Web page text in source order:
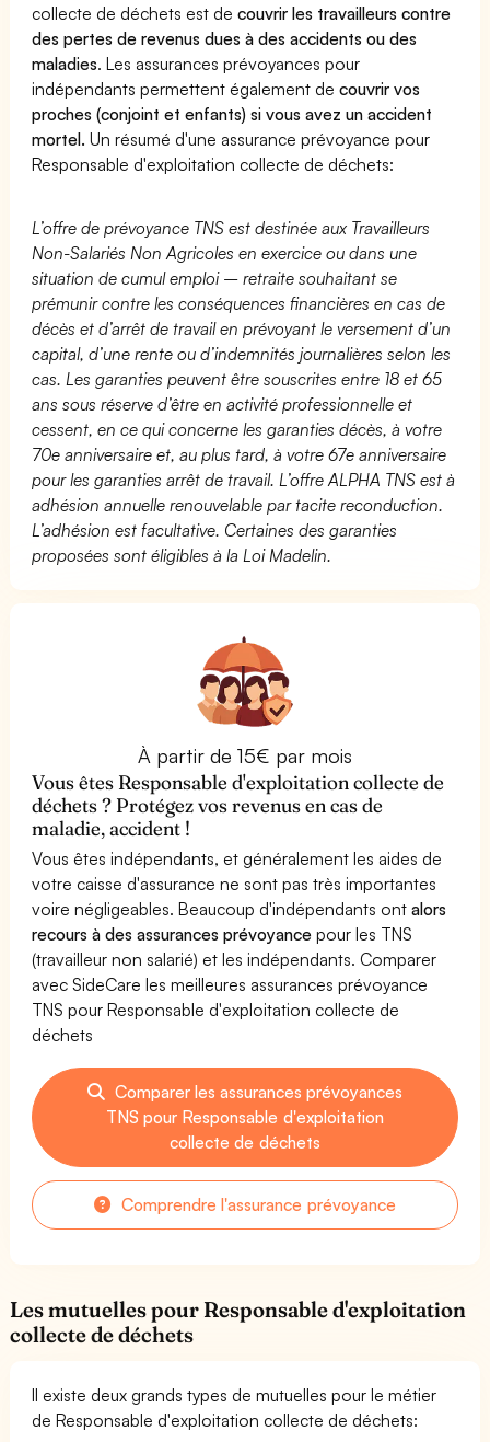
collecte de déchets est decouvrir les travailleurs contre
des pertes de revenus dues à des accidents ou des
maladies. Les assurances prévoyances pour
indépendants permettent également decouvrir vos
proches (conjoint et enfants) si vous avez un accident
mortel. Un résumé d'une assurance prévoyance pour
Responsable d'exploitation collecte de déchets:
L’offre de prévoyance TNS est destinée aux Travailleurs
Non-Salariés Non Agricoles en exercice ou dans une
situation de cumul emploi – retraite souhaitant se
prémunir contre les conséquences financières en cas de
décès et d’arrêt de travail en prévoyant le versement d’un
capital, d’une rente ou d’indemnités journalières selon les
cas. Les garanties peuvent être souscrites entre 18 et 65
ans sous réserve d’être en activité professionnelle et
cessent, en ce qui concerne les garanties décès, à votre
70e anniversaire et, au plus tard, à votre 67e anniversaire
pour les garanties arrêt de travail. L’offre ALPHA TNS est à
adhésion annuelle renouvelable par tacite reconduction.
L’adhésion est facultative. Certaines des garanties
proposées sont éligibles à la Loi Madelin.
À partir de 15€ par mois
Vous êtes Responsable d'exploitation collecte de
déchets ? Protégez vos revenus en cas de
maladie, accident !
Vous êtes indépendants, et généralement les aides de
votre caisse d'assurance ne sont pas très importantes
voire négligeables. Beaucoup d'indépendants ontalors
recours à des assurances prévoyance pour les TNS
(travailleur non salarié) et les indépendants. Comparer
avec SideCare les meilleures assurances prévoyance
TNS pour Responsable d'exploitation collecte de
déchets
Comparer les assurances prévoyances
TNS pour Responsable d'exploitation
collecte de déchets
Comprendre l'assurance prévoyance
Les mutuelles pour Responsable d'exploitation
collecte de déchets
Il existe deux grands types de mutuelles pour le métier
de Responsable d'exploitation collecte de déchets: